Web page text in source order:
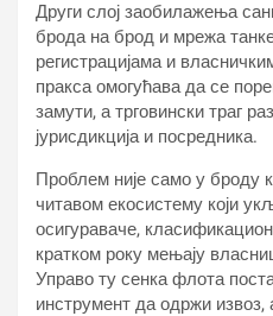
Други слој заобилажења
брода на брод и мрежа
регистрацијама и
пракса омогућава да се
замути, а трговински траг
јурисдикција и посредника.
Проблем није само у броду
читавом екосистему који
осигураваче,
кратком року мењају
Управо ту сенка флота
инструмент да одржи